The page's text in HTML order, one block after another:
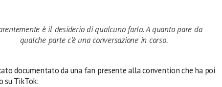
è il desiderio di qualcuno farlo. A quanto pare da
qualche parte c’è una conversazione in corso.
documentato da una fan presente alla convention che ha poi
su TikTok: